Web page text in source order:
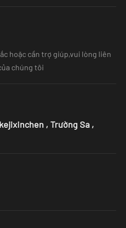
hoặc cần trợ giúp,vui lòng liên
chúng tôi
, Trường Sa ,